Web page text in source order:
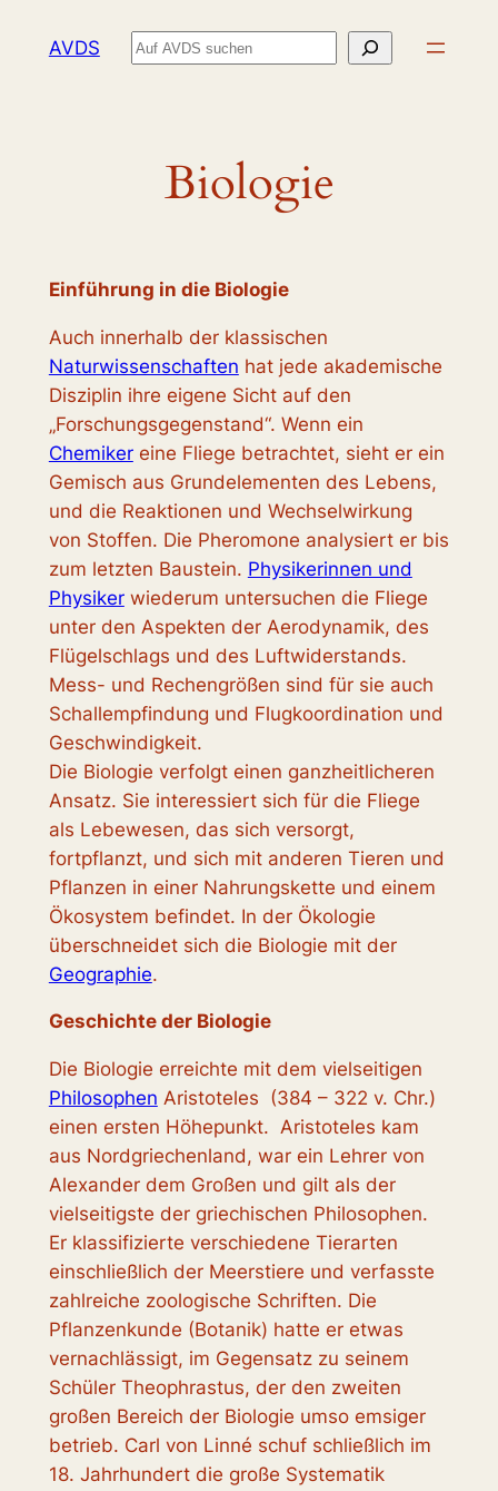
InhaltAVDS Suchen
Biologie
Einführung in die Biologie
Auch innerhalb der klassischen
Naturwissenschaften hat jede akademische
Disziplin ihre eigene Sicht auf den
„Forschungsgegenstand“. Wenn ein
Chemikereine Fliege betrachtet, sieht er ein
Gemisch aus Grundelementen des Lebens,
und die Reaktionen und Wechselwirkung
von Stoffen. Die Pheromone analysiert er bis
zum letzten Baustein. Physikerinnen und
Physikerwiederum untersuchen die Fliege
unter den Aspekten der Aerodynamik, des
Flügelschlags und des Luftwiderstands.
Mess- und Rechengrößen sind für sie auch
Schallempfindung und Flugkoordination und
Geschwindigkeit.
Die Biologie verfolgt einen ganzheitlicheren
Ansatz. Sie interessiert sich für die Fliege
als Lebewesen, das sich versorgt,
fortpflanzt, und sich mit anderen Tieren und
Pflanzen in einer Nahrungskette und einem
Ökosystem befindet. In der Ökologie
überschneidet sich die Biologie mit der
Geographie.
Geschichte der Biologie
Die Biologie erreichte mit dem vielseitigen
Philosophen Aristoteles (384 – 322 v. Chr.)
einen ersten Höhepunkt. Aristoteles kam
aus Nordgriechenland, war ein Lehrer von
Alexander dem Großen und gilt als der
vielseitigste der griechischen Philosophen.
Er klassifizierte verschiedene Tierarten
einschließlich der Meerstiere und verfasste
zahlreiche zoologische Schriften. Die
Pflanzenkunde (Botanik) hatte er etwas
vernachlässigt, im Gegensatz zu seinem
Schüler Theophrastus, der den zweiten
großen Bereich der Biologie umso emsiger
betrieb. Carl von Linné schuf schließlich im
18. Jahrhundert die große Systematik